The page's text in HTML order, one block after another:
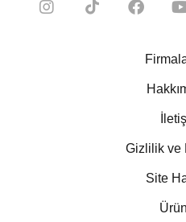
Gizlilik ve
Site